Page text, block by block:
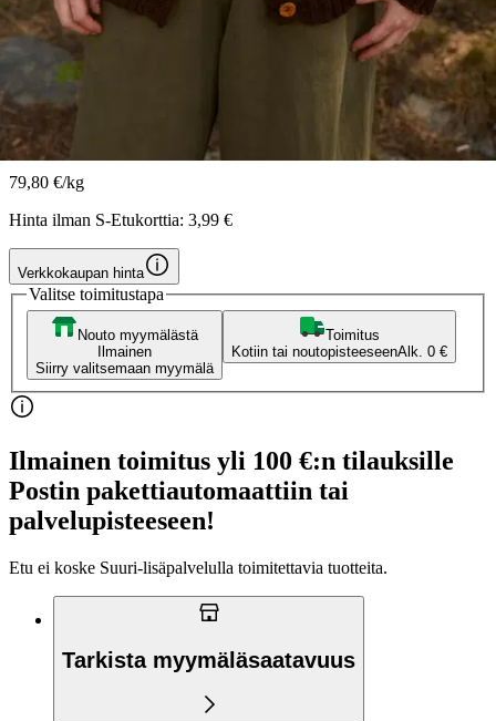
50 g merkitys 552
3,39 €
Asiakasomistajahinta
79,80 €/kg
Hinta ilman S-Etukorttia: 3,99 €
Verkkokaupan hinta
Valitse toimitustapa
Nouto myymälästä
Ilmainen
Siirry valitsemaan myymälä
Toimitus
Kotiin tai noutopisteeseenAlk. 0 €
Ilmainen toimitus yli 100 €:n tilauksille
Postin pakettiautomaattiin tai
palvelupisteeseen!
Etu ei koske Suuri‑lisäpalvelulla toimitettavia tuotteita.
Tarkista myymäläsaatavuus